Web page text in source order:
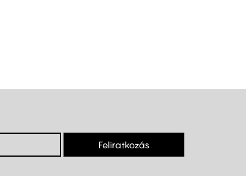
Feliratkozás